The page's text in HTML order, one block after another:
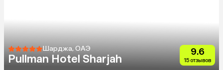
Шарджа, ОАЭ
Pullman Hotel Sharjah
9.6
15 отзывов